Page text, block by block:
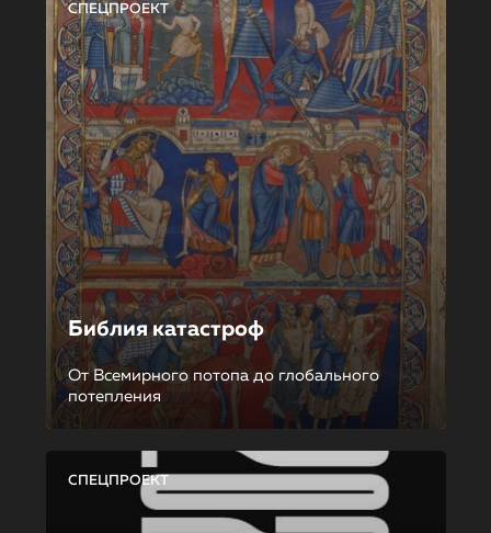
СПЕЦПРОЕКТ
Библия катастроф
От Всемирного потопа до глобального
потепления
СПЕЦПРОЕКТ